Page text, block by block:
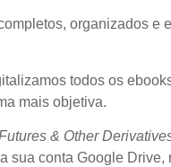
organizados
todos os
mais objetiva.
& Other
sua conta Google